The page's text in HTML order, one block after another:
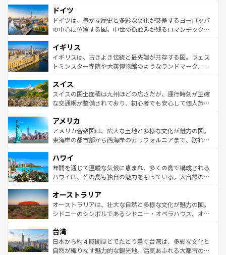
せる。地方によって風土や気候が異なるスペインはその個
性で訪れる人を魅了する。 なお、新着のスペイン情報は コ
ンテンツ一覧を参照してほしい。
で、幅広い魅力が詰まっている。華麗な宮殿、歴史的な大
聖堂、美しいビーチ、そして豊かな自然が、訪れる者を心
から魅了する。また、フランスは美食の国としても知ら
いる。シャンパンの発祥地であるランス、プロヴァンスの
香り高いラベンダー畑など、多彩な楽しみ方が可能だ。さ
らに、パリ以外の地域にも魅力が溢れており、どの街角に
れる地方に足を運ぶとそれぞれで全く異なる文化を体験で
きるだろう。 なお、新着のフランス情報はコンテンツ一覧
を参照してほしい。
ドイツ
ドイツは、豊かな歴史と多彩な文化が交差するヨーロッパ
の中心に位置する国。中世の街並みが残るロマンチック街
顔を持つこの国は、どこを歩いても飽きることがない。ベ
ルリンの文化的活気、バイエルン州のアルプスの絶景、そ
してライン川沿いのワイン畑といった風景は必見。ビール
は、お酒好きな人にはぜひ体験してほしい。 なお、新着の
ドイツ情報はコンテンツ一覧を参照してほしい。
イギリス
イギリスは、古きよき伝統と最先端が共存する国。ウェス
トミンスター寺院や大英博物館のようなランドマーク、歴
リアごとに異なる魅力がある。また、優雅なアフタヌーン
ティー、ビール好きにはたまらない英国パブ、サッカー観
戦など、本場だからこそできる体験も豊富。イギリスを旅
ンツ一覧を参照してほしい。
スイス
スイスの国土面積は九州ほどの広さだが、運行時刻が正確
な交通網が整備されており、初心者でも安心して個人旅行
の建物がそのまま残る町や、スイスならではのユニークな
博物館もあり、アルプス観光だけでなく町歩きも満喫する
ことができる。国民の所得が高いため物価も高いが、旅行
ば市内交通費無料で観光を楽しむこともできる。 なお、新
着のスイス情報はコンテンツ一覧 を参照してほしい。
アメリカ
アメリカ合衆国は、広大な土地と多様な文化が魅力の国。
東海岸の都市部から西海岸のカリフォルニアまで、訪れる
のような巨大都市は、観光、ショッピング、エンターテイ
ンメントが詰まった刺激的なスポットだ。一方、アメリカ
西部には大自然が広がり、グランドキャニオンやイエロー
部のニューオーリンズでは、音楽と美食が融合した独特の
文化が魅力。旅行者はアメリカの各地域で異なる魅力を楽
しみながら、その多様性と豊かな歴史を感じることができ
ならではの贅沢な旅のスタイルだ。 なお、新着のアメリカ
情報はコンテンツ一覧を参照してほしい。
ハワイ
年間を通じて温暖な気候に恵まれ、多くの島で構成される
ハワイは、どの島も独自の魅力をもっている。大自然の神
ワイ島は見逃せない。また、定番の観光地といえばオアフ
島だが、静かな自然を求めるならマウイ島やカウアイ島が
おすすめ。エメラルドグリーンに輝く海をはじめ、豊かな
れるおもてなしの心で訪れる人々を迎えてくれるハワイの
人々、おいしいローカルフードやハワイアンミュージッ
ク、伝統的なフラダンスなど、すべてがハワイの魅力を彩
オーストラリア
オーストラリアは、壮大な自然と多様な文化が魅力の国。
シドニーのシンボルであるシドニー・オペラハウス、オー
リアリーフや大陸中央部にそびえるウルル（エアーズロッ
ク）、タスマニアの美しい原生林やケアンズの熱帯雨林な
ど、見どころがたくさん。また、カフェやワイン、オージ
台湾
日本から約４時間ほどでたどり着く台湾は、多彩な文化と
自然が織りなす魅力的な観光地。活気あふれる大都市の台